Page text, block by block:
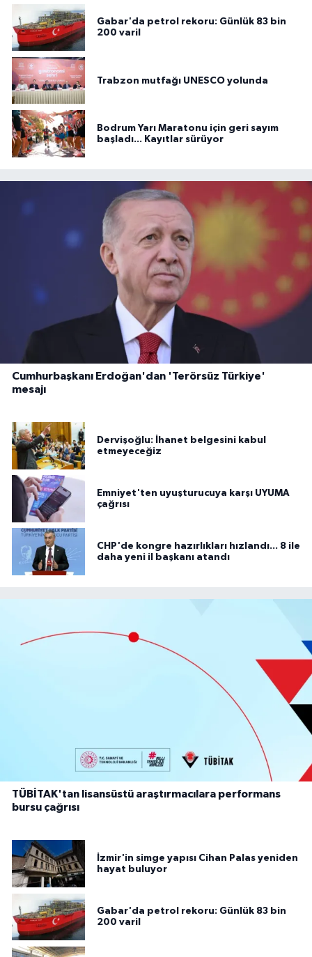
Gabar'da petrol rekoru: Günlük 83 bin
200 varil
Trabzon mutfağı UNESCO yolunda
Bodrum Yarı Maratonu için geri sayım
başladı... Kayıtlar sürüyor
Cumhurbaşkanı Erdoğan'dan 'Terörsüz Türkiye'
mesajı
Dervişoğlu: İhanet belgesini kabul
etmeyeceğiz
Emniyet'ten uyuşturucuya karşı UYUMA
çağrısı
CHP'de kongre hazırlıkları hızlandı... 8 ile
daha yeni il başkanı atandı
TÜBİTAK'tan lisansüstü araştırmacılara performans
bursu çağrısı
İzmir'in simge yapısı Cihan Palas yeniden
hayat buluyor
Gabar'da petrol rekoru: Günlük 83 bin
200 varil